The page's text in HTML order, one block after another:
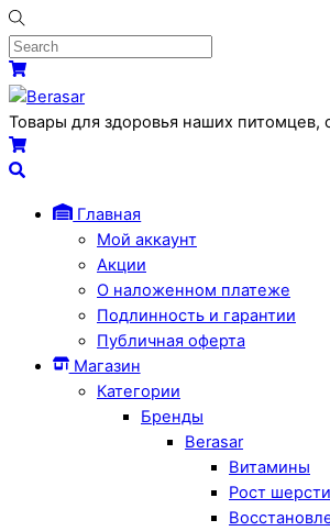
Skip
to
content
Menu
Cart
Товары для здоровья наших питомцев,
Cart
Search
Главная
Мой аккаунт
Акции
О наложенном платеже
Подлинность и гарантии
Публичная оферта
Магазин
Категории
Бренды
Berasar
Витамины
Рост шерсти